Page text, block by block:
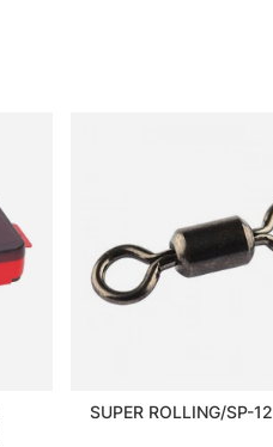
SUPER ROLLING/SP-12